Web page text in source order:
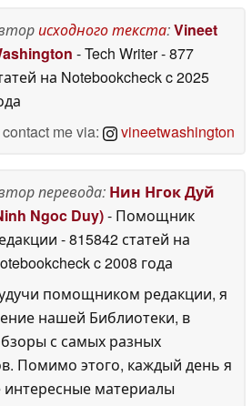
сгиба25 June 2026
исходного текста:Vineet
- Tech Writer- 877
на Notebookcheckc 2025
contact me via:
vineetwashington
перевода: Нин Нгок Дуй
Ngoc Duy)- Помощник
- 815842 статей на
c 2008 года
помощником редакции, я
нашей Библиотеки, в
с самых разных
Помимо этого, каждый день я
материалы